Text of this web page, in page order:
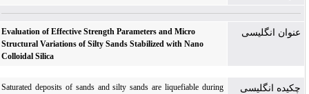
عنوان انگلیسی
Evaluation of Effective Strength Parameters and Micro
Structural Variations of Silty Sands Stabilized with Nano
Colloidal Silica
چکیده انگلیسی
Saturated deposits of sands and silty sands are liquefiable during